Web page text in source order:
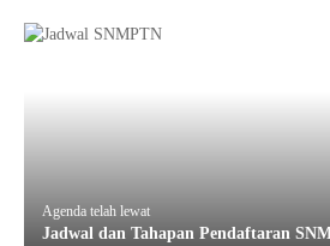
Agenda telah lewat
Jadwal dan Tahapan Pendaftaran